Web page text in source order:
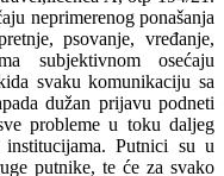
neprimerenog ponašanja
psovanje, vređanje,
subjektivnom osećaju
svaku komunikaciju sa
dužan prijavu podneti
probleme u toku daljeg
Putnici su u
putnike, te će za svako